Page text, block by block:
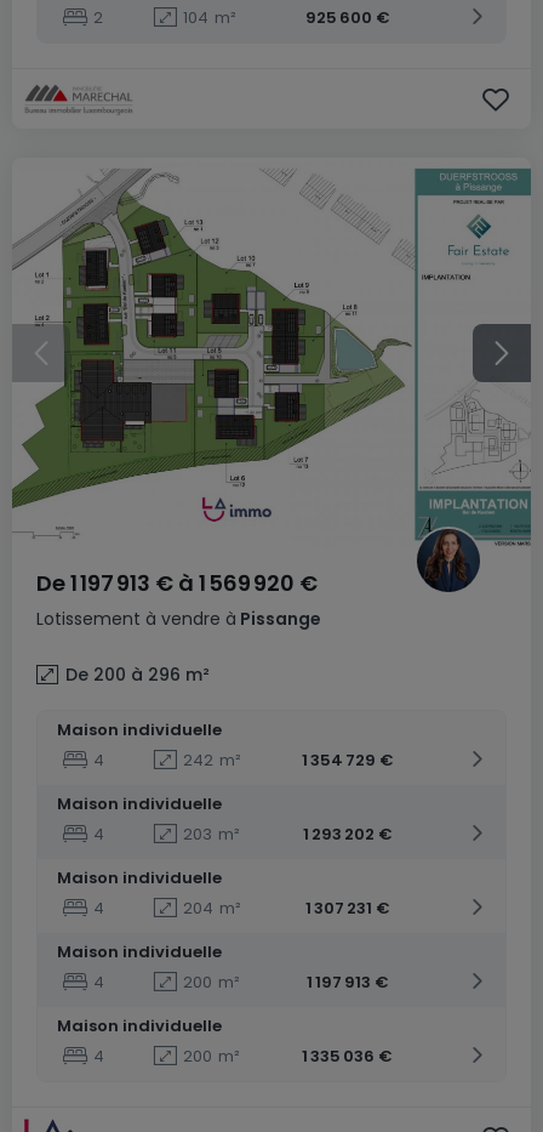
2
104 m² 925 600 €
Lotissement à vendre à Pissange
De1 197 913 € à 1 569 920 €
De 200 à 296 m²
Maison individuelle
4
242 m²
1 354 729 €
Maison individuelle
4
203 m²
1 293 202 €
Maison individuelle
4
204 m²
1 307 231 €
Maison individuelle
4
200 m²
1 197 913 €
Maison individuelle
4
200 m² 1 335 036 €